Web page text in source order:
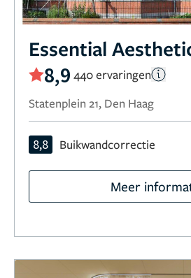
Essential
8,9 440 ervaringen
Statenplein 21, Den Haag
8,8 Buikwandcorrectie
Meer